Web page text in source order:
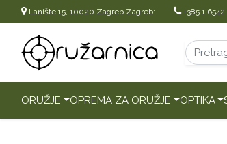
Lanište 15, 10020 Zagreb Zagreb: +385 1
ORUŽJE OPREMA ZA ORUŽJE OPTIKA